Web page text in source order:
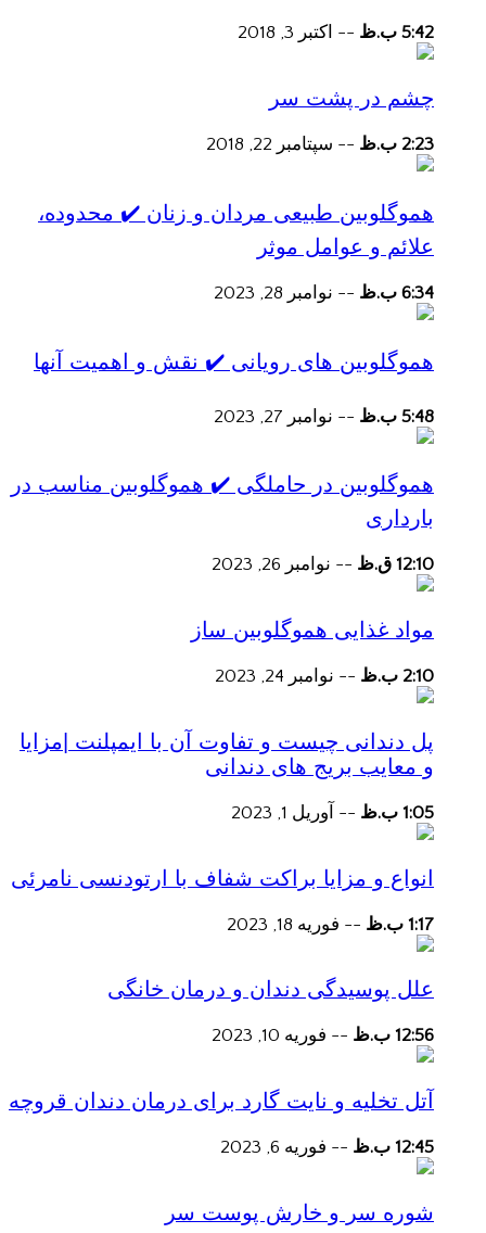
5:42 ب.ظ -- اکتبر 3, 2018
چشم در پشت سر
2:23 ب.ظ -- سپتامبر 22, 2018
هموگلوبین طبیعی مردان و زنان ✔️ محدوده،
علائم و عوامل موثر
6:34 ب.ظ -- نوامبر 28, 2023
هموگلوبین های رویانی ✔️ نقش و اهمیت آنها
5:48 ب.ظ -- نوامبر 27, 2023
هموگلوبین در حاملگی ✔️ هموگلوبین مناسب در
بارداری
12:10 ق.ظ -- نوامبر 26, 2023
مواد غذایی هموگلوبین ساز
2:10 ب.ظ -- نوامبر 24, 2023
پل دندانی چیست و تفاوت آن با ایمپلنت |مزایا
و معایب بریج های دندانی
1:05 ب.ظ -- آوریل 1, 2023
انواع و مزایا براکت شفاف با ارتودنسی نامرئی
1:17 ب.ظ -- فوریه 18, 2023
علل پوسیدگی دندان و درمان خانگی
12:56 ب.ظ -- فوریه 10, 2023
آتل تخلیه و نایت گارد برای درمان دندان قروچه
12:45 ب.ظ -- فوریه 6, 2023
شوره سر و خارش پوست سر